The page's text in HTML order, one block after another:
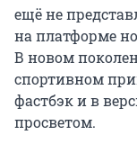
на платформе
В новом
спортивном
фастбэк и в
просветом.